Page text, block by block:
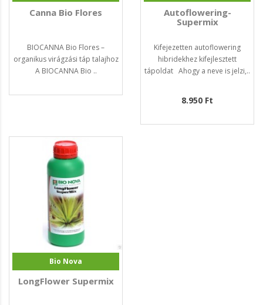
Canna Bio Flores
BIOCANNA Bio Flores –
organikus virágzási táp talajhoz
A BIOCANNA Bio ..
Autoflowering-
Supermix
Kifejezetten autoflowering
hibridekhez kifejlesztett
tápoldat Ahogy a neve is jelzi,..
8.950 Ft
Bio Nova
LongFlower Supermix